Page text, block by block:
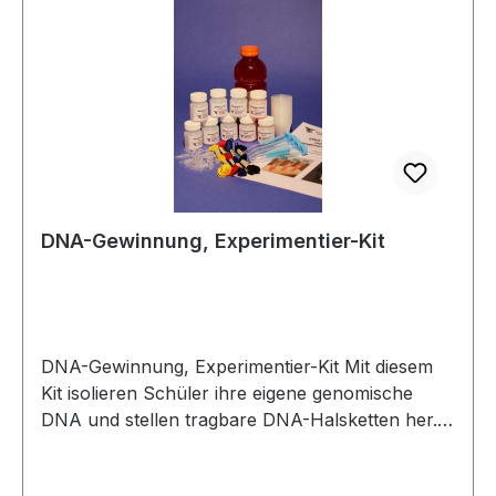
DNA-Gewinnung, Experimentier-Kit
DNA-Gewinnung, Experimentier-Kit Mit diesem
Kit isolieren Schüler ihre eigene genomische
DNA und stellen tragbare DNA-Halsketten her.